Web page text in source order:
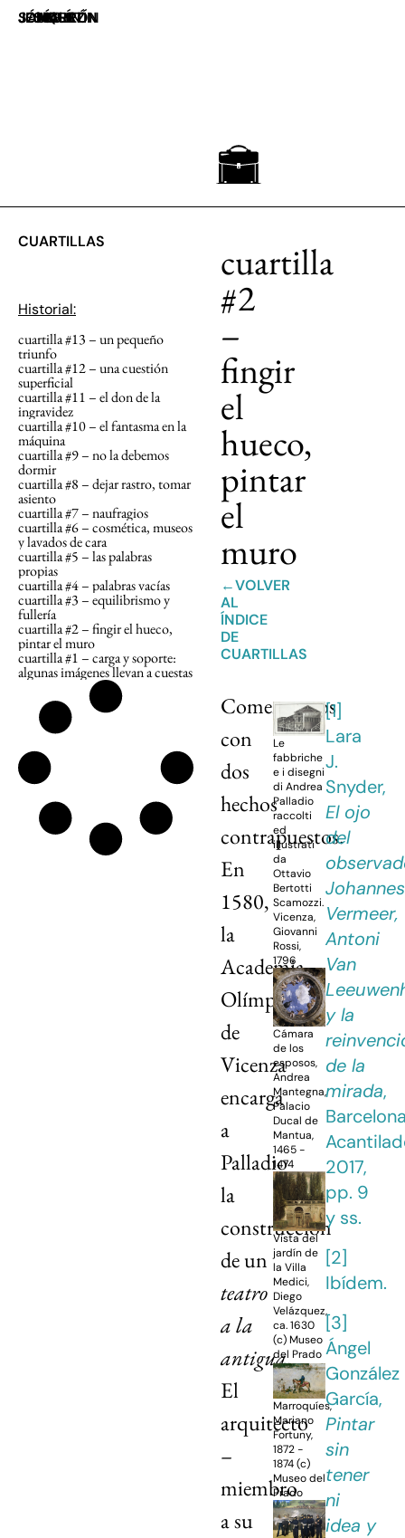
JOAQUÍN JESÚS SÁNCHEZ
UN MALETÍN MARRÓN
CUARTILLAS
Historial:
cuartilla #13 – un pequeño
triunfo
cuartilla #12 – una cuestión
superficial
cuartilla #11 – el don de la
ingravidez
cuartilla #10 – el fantasma en la
máquina
cuartilla #9 – no la debemos
dormir
cuartilla #8 – dejar rastro, tomar
asiento
cuartilla #7 – naufragios
cuartilla #6 – cosmética, museos
y lavados de cara
cuartilla #5 – las palabras
propias
cuartilla #4 – palabras vacías
cuartilla #3 – equilibrismo y
fullería
cuartilla #2 – fingir el hueco,
pintar el muro
cuartilla #1 – carga y soporte:
algunas imágenes llevan a cuestas
cuartilla
#2
–
fingir
el
hueco,
pintar
el
muro
←VOLVER
AL
ÍNDICE
DE
CUARTILLAS
Comencemos
con
dos
hechos
contrapuestos.
En
1580,
la
Academia
Olímpica
de
Vicenza
encarga
a
Palladio
la
construcción
de un
teatro
a la
antigua.
El
arquitecto
–
miembro
a su
Le
fabbriche
e i disegni
di Andrea
Palladio
raccolti
ed
illustrati
da
Ottavio
Bertotti
Scamozzi.
Vicenza,
Giovanni
Rossi,
1796
Cámara
de los
esposos,
Andrea
Mantegna,
Palacio
Ducal de
Mantua,
1465 -
1474
Vista del
jardín de
la Villa
Medici,
Diego
Velázquez,
ca. 1630
(c) Museo
del Prado
Marroquíes,
Mariano
Fortuny,
1872 -
1874 (c)
Museo del
Prado
[1]
Lara
J.
Snyder,
El ojo
del
Johannes
Vermeer,
Antoni
Van
y la
de la
mirada,
2017,
pp. 9
y ss.
[2]
Ibídem.
[3]
Ángel
González
García,
Pintar
sin
tener
ni
idea y